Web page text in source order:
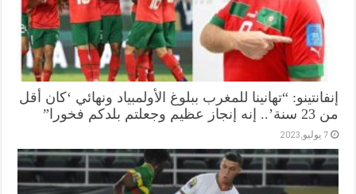
إنفانتينو: “تهانينا للمغرب ببلوغ الأولمبياد ونهائي ‘كان أقل
من 23 سنة’.. إنه إنجاز عظيم وجعلتم بلدكم فخورا”
7 يوليو,2023